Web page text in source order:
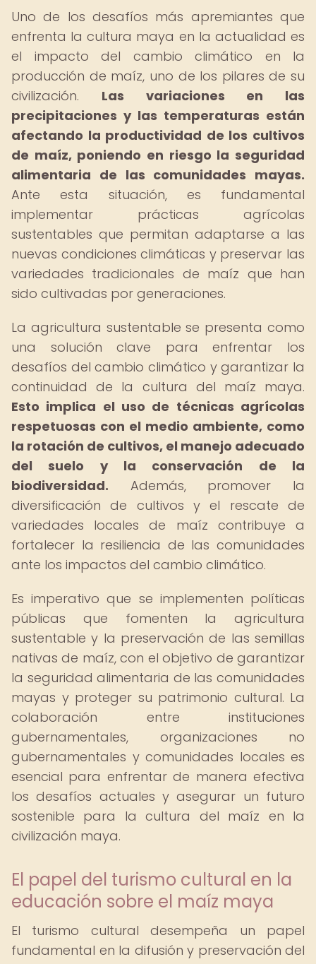
Uno de los desafíos más apremiantes que
enfrenta la cultura maya en la actualidad es
el impacto del cambio climático en la
producción de maíz, uno de los pilares de su
civilización. Las variaciones en las
precipitaciones y las temperaturas están
afectando la productividad de los cultivos
de maíz, poniendo en riesgo la seguridad
alimentaria de las comunidades mayas.
Ante esta situación, es fundamental
implementar prácticas agrícolas
sustentables que permitan adaptarse a las
nuevas condiciones climáticas y preservar las
variedades tradicionales de maíz que han
sido cultivadas por generaciones.
La agricultura sustentable se presenta como
una solución clave para enfrentar los
desafíos del cambio climático y garantizar la
continuidad de la cultura del maíz maya.
Esto implica el uso de técnicas agrícolas
respetuosas con el medio ambiente, como
la rotación de cultivos, el manejo adecuado
del suelo y la conservación de la
biodiversidad. Además, promover la
diversificación de cultivos y el rescate de
variedades locales de maíz contribuye a
fortalecer la resiliencia de las comunidades
ante los impactos del cambio climático.
Es imperativo que se implementen políticas
públicas que fomenten la agricultura
sustentable y la preservación de las semillas
nativas de maíz, con el objetivo de garantizar
la seguridad alimentaria de las comunidades
mayas y proteger su patrimonio cultural. La
colaboración entre instituciones
gubernamentales, organizaciones no
gubernamentales y comunidades locales es
esencial para enfrentar de manera efectiva
los desafíos actuales y asegurar un futuro
sostenible para la cultura del maíz en la
civilización maya.
El papel del turismo cultural en la
educación sobre el maíz maya
El turismo cultural desempeña un papel
fundamental en la difusión y preservación del